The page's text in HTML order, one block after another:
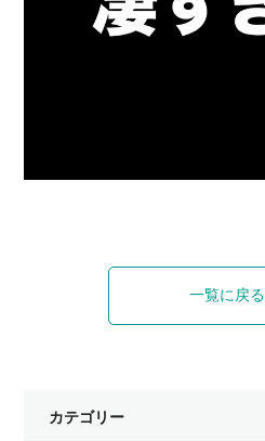
一覧に戻る
カテゴリー